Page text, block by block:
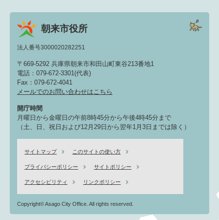
朝来市役所
法人番号3000020282251
〒669-5292 兵庫県朝来市和田山町東谷213番地1
電話：079-672-3301(代表)
Fax：079-672-4041
メールでのお問い合わせはこちら
開庁時間
月曜日から金曜日の午前8時45分から午後4時45分まで
（土、日、祝日および12月29日から翌年1月3日までは除く）
サイトマップ このサイトの使い方
プライバシーポリシー サイトポリシー
アクセシビリティ リンクポリシー
Copyright© Asago City Office. All rights reserved.